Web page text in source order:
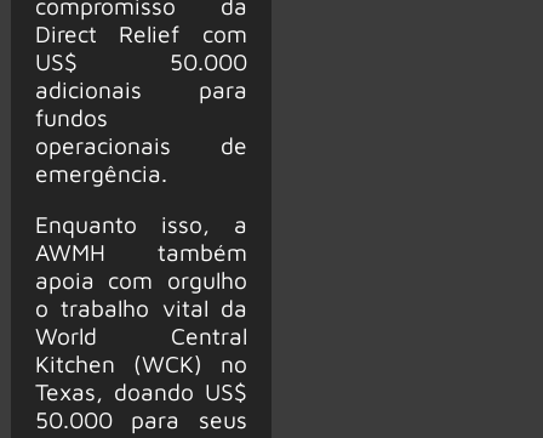
Direct Relief com
US$ 50.000
adicionais para
fundos
operacionais de
emergência.
Enquanto isso, a
AWMH também
apoia com orgulho
o trabalho vital da
World Central
Kitchen (WCK) no
Texas, doando US$
50.000 para seus